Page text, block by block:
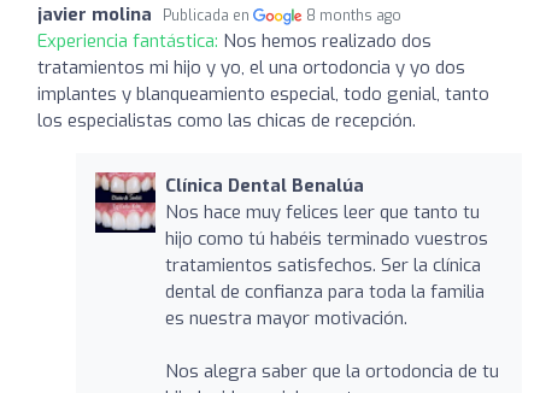
javier molina Publicada en 8 months ago
Experiencia fantástica: Nos hemos realizado dos
tratamientos mi hijo y yo, el una ortodoncia y yo dos
implantes y blanqueamiento especial, todo genial, tanto
los especialistas como las chicas de recepción.
Clínica Dental Benalúa
Nos hace muy felices leer que tanto tu
hijo como tú habéis terminado vuestros
tratamientos satisfechos. Ser la clínica
dental de confianza para toda la familia
es nuestra mayor motivación.
Nos alegra saber que la ortodoncia de tu